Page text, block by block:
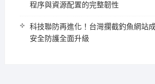
程序與資源配置的完整韌性
科技聯防再進化！台灣攔截釣魚網站
安全防護全面升級